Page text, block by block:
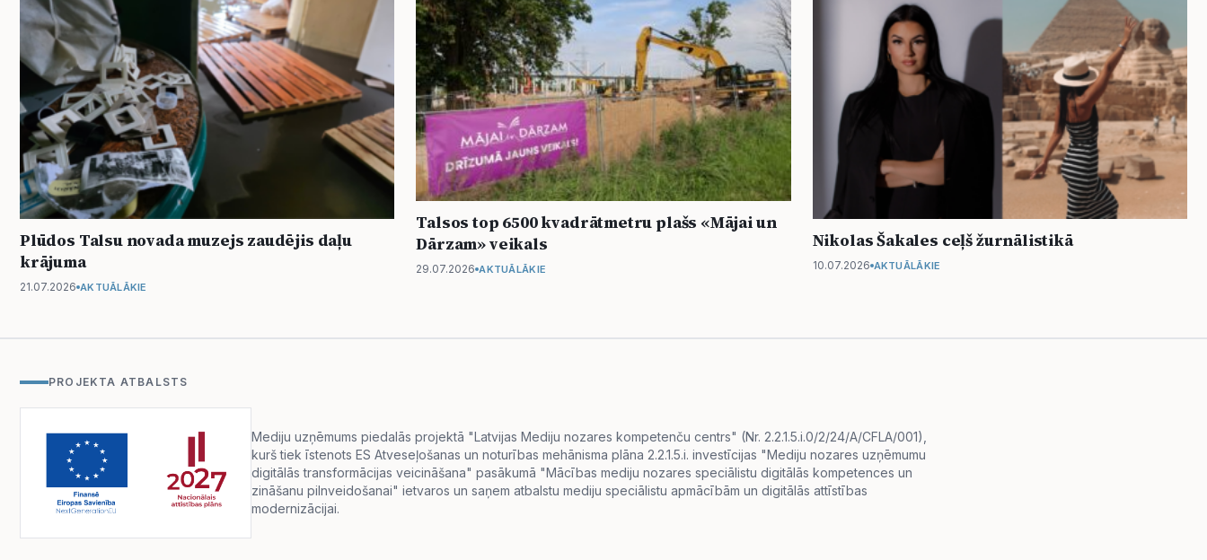
Plūdos Talsu novada muzejs zaudējis daļu
krājuma
21.07.2026 AKTUĀLĀKIE
Talsos top 6500 kvadrātmetru plašs «Mājai un
Dārzam» veikals
29.07.2026 AKTUĀLĀKIE
Nikolas Šakales ceļš žurnālistikā
10.07.2026 AKTUĀLĀKIE
PROJEKTA ATBALSTS
Mediju uzņēmums piedalās projektā "Latvijas Mediju nozares kompetenču centrs" (Nr. 2.2.1.5.i.0/2/24/A/CFLA/001),
kurš tiek īstenots ES Atveseļošanas un noturības mehānisma plāna 2.2.1.5.i. investīcijas "Mediju nozares uzņēmumu
digitālās transformācijas veicināšana" pasākumā "Mācības mediju nozares speciālistu digitālās kompetences un
zināšanu pilnveidošanai" ietvaros un saņem atbalstu mediju speciālistu apmācībām un digitālās attīstības
modernizācijai.